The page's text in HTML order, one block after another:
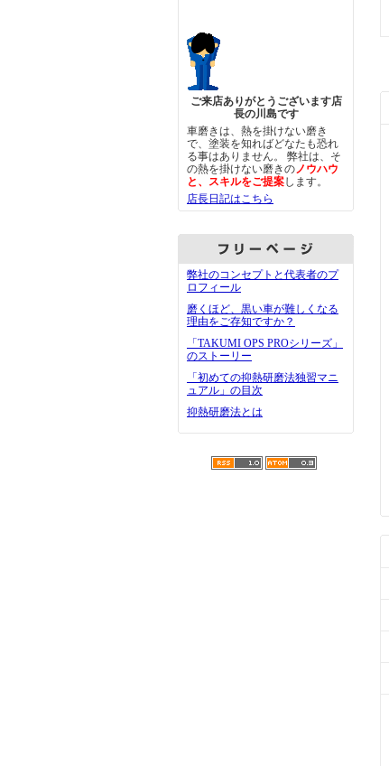
ご来店ありがとうございます店
長の川島です
車磨きは、熱を掛けない磨き
で、塗装を知ればどなたも恐れ
る事はありません。 弊社は、そ
の熱を掛けない磨きのノウハウ
と、スキルをご提案します。
店長日記はこちら
弊社のコンセプトと代表者のプ
ロフィール
磨くほど、黒い車が難しくなる
理由をご存知ですか？
「TAKUMI OPS PROシリーズ」
のストーリー
「初めての抑熱研磨法独習マニ
ュアル」の目次
抑熱研磨法とは